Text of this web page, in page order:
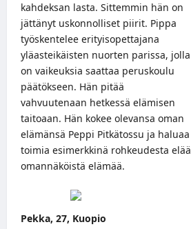
kahdeksan lasta. Sittemmin hän on
jättänyt uskonnolliset piirit. Pippa
työskentelee erityisopettajana
yläasteikäisten nuorten parissa, jolla
on vaikeuksia saattaa peruskoulu
päätökseen. Hän pitää
vahvuutenaan hetkessä elämisen
taitoaan. Hän kokee olevansa oman
elämänsä Peppi Pitkätossu ja haluaa
toimia esimerkkinä rohkeudesta elää
omannäköistä elämää.
Pekka, 27, Kuopio